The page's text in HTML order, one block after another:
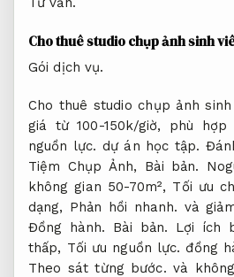
Cho thuê studio chụp ảnh sinh
Gói dịch vụ.
Cho thuê studio chụp ảnh sinh
giá từ 100-150k/giờ, phù
nguồn lực. dự án học tập.
Tiệm Chụp Ảnh, Bài bản.
không gian 50-70m², Tối ưu
dạng, Phản hồi nhanh. và
Đồng hành.
Bài bản. Lợi ích
thấp, Tối ưu nguồn lực. đồng
Theo sát từng bước. và